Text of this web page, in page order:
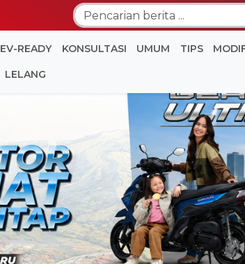
EV-READY KONSULTASI UMUM TIPS
LELANG